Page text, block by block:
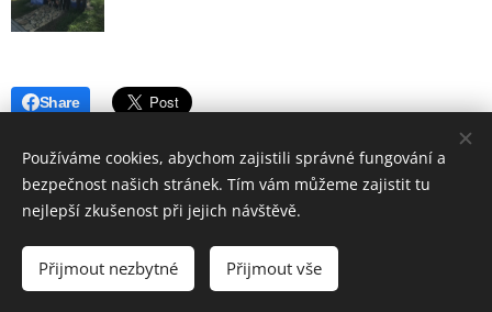
Share
© 2019 Hostinec u nádraží Červenka | Všechna práva vyhrazena
Vytvořeno službouWebnode
Používáme cookies, abychom zajistili správné fungování a
bezpečnost našich stránek. Tím vám můžeme zajistit tu
nejlepší zkušenost při jejich návštěvě.
Přijmout nezbytné Přijmout vše